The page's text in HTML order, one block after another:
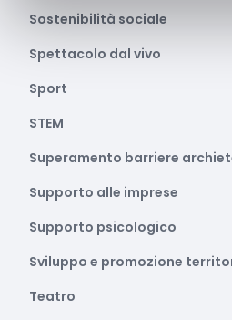
Sostenibilità sociale
Spettacolo dal vivo
Sport
STEM
Superamento barriere
Supporto alle imprese
Supporto psicologico
Sviluppo e promozione
Teatro